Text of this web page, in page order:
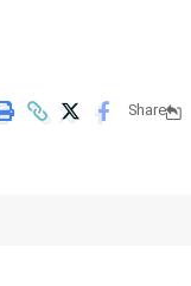
Share